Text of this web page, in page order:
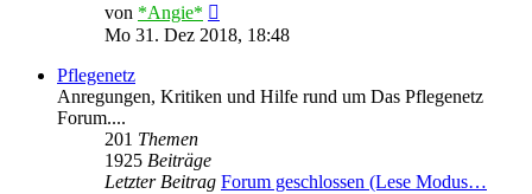
von *Angie*
Beitrag
Mo 31. Dez 2018, 18:48
Pflegenetz
Anregungen, Kritiken und Hilfe rund um Das Pflegenetz
Forum....
201 Themen
1925 Beiträge
Letzter Beitrag Forum geschlossen (Lese Modus…